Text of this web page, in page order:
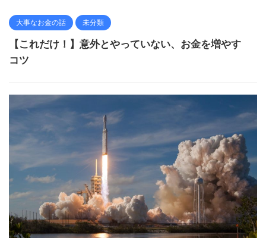
大事なお金の話 未分類
【これだけ！】意外とやっていない、お金を増やす
コツ